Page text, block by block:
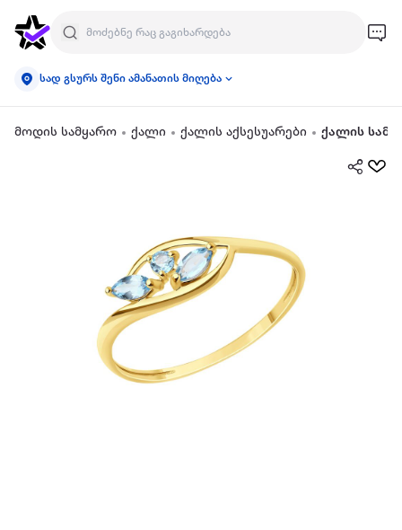
სად გსურს შენი ამანათის მიღება
მოდის სამყარო ქალი ქალის აქსესუარები ქალის